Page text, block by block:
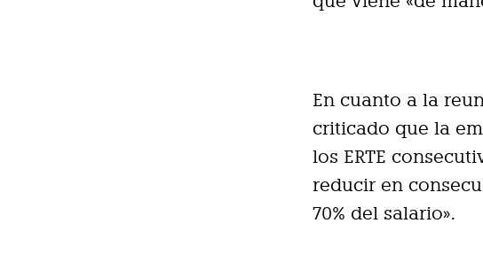
En cuanto a la
criticado que la
los ERTE
reducir en
70% del salario».